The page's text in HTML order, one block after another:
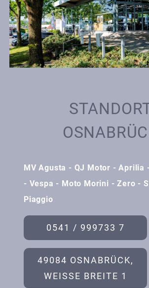
MV Agusta - QJ Motor - Aprilia
- Vespa - Moto Morini - Zero -
Piaggio
0541 / 999733 7
49084 OSNABRÜCK,
WEISSE BREITE 1